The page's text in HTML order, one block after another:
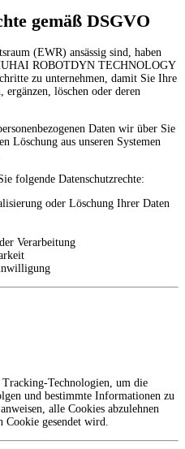
gemäß DSGVO
(EWR) ansässig sind, haben
ROBOTDYN TECHNOLOGY
zu unternehmen, damit Sie Ihre
ergänzen, löschen oder deren
Daten wir über Sie
Löschung aus unseren Systemen
folgende Datenschutzrechte:
oder Löschung Ihrer Daten
Verarbeitung
Technologien, um die
und bestimmte Informationen zu
alle Cookies abzulehnen
gesendet wird.